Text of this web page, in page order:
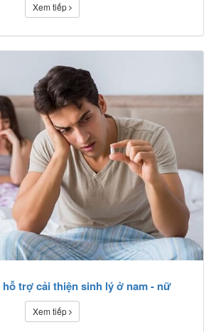
Xem tiếp
hỗ trợ cải thiện sinh lý ở nam - nữ
Xem tiếp